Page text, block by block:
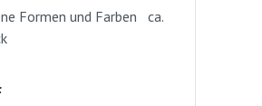
Formen und Farben ca.